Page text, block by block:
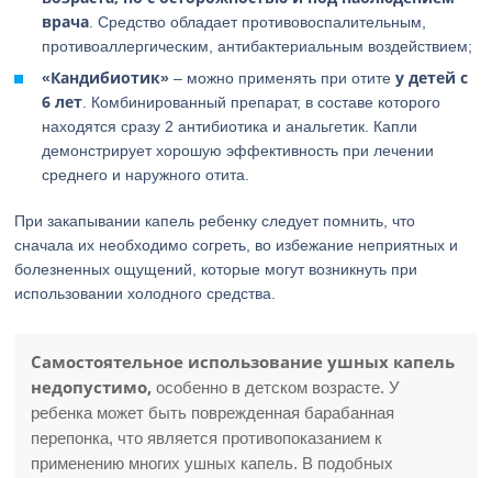
врача . Средство обладает противовоспалительным,
противоаллергическим, антибактериальным воздействием;
«Кандибиотик» – можно применять при отитеу детей с
6 лет . Комбинированный препарат, в составе которого
находятся сразу 2 антибиотика и анальгетик. Капли
демонстрирует хорошую эффективность при лечении
среднего и наружного отита.
При закапывании капель ребенку следует помнить, что
сначала их необходимо согреть, во избежание неприятных и
болезненных ощущений, которые могут возникнуть при
использовании холодного средства.
Самостоятельное использование ушных капель
недопустимо, особенно в детском возрасте. У
ребенка может быть поврежденная барабанная
перепонка, что является противопоказанием к
применению многих ушных капель. В подобных